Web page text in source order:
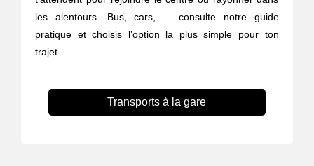
les alentours. Bus, cars, ... consulte notre guide
pratique et choisis l’option la plus simple pour ton
trajet.
Transports à la gare